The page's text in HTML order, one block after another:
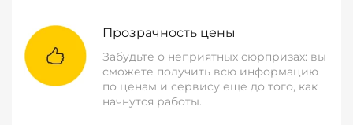
Прозрачность цены
Забудьте о неприятных сюрпризах: вы
сможете получить всю информацию
по ценам и сервису еще до того, как
начнутся работы.